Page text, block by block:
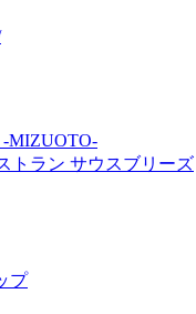
-MIZUOTO-
トラン サウスブリーズ
プ